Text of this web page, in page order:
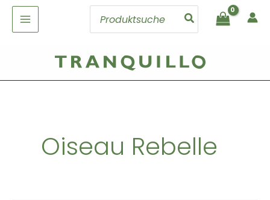
Inhalt
springen
Search
Oiseau Rebelle